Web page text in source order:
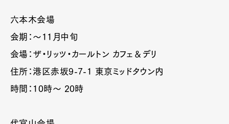
Art&Design
Gourmet
ProductCultureLifestyle
六本木会場
会期：～11月中旬
会場：ザ・リッツ・カールトン カフェ＆デリ
住所：港区赤坂9-7-1 東京ミッドタウン内
時間：10時～ 20時